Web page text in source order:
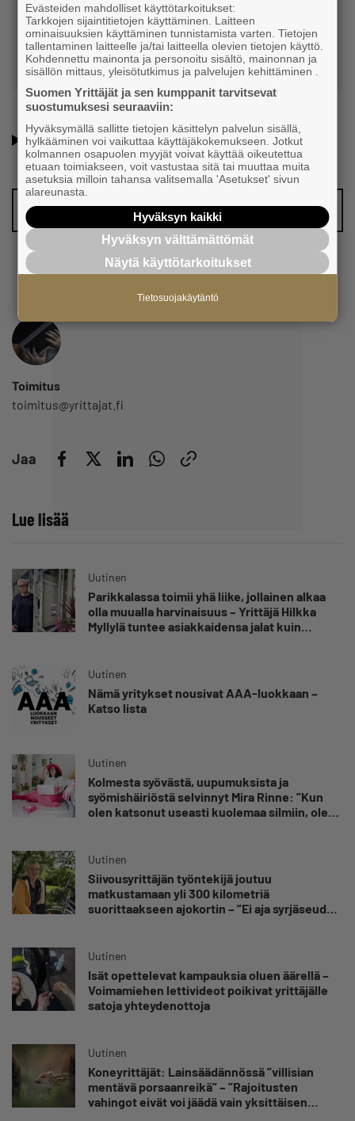
sekä työnantaja- että työntekijäjärjestöjen
jäsenmaksuihin.
Oletko jo Suomen Yrittäjien jäsen? Lue lisää jäsenyyden
eduista ja hyödyistä!
Vinkkaa meille juttuaihe!
Toimitus
toimitus@yrittajat.fi
Jaa
Lue lisää
Uutinen
Parikkalassa toimii yhä liike, jollainen alkaa
olla muualla harvinaisuus – Yrittäjä Hilkka
Myllylä tuntee asiakkaidensa jalat kuin
Uutinen
Nämä yritykset nousivat AAA-luokkaan –
Katso lista
Uutinen
Kolmesta syövästä, uupumuksista ja
syömishäiriöstä selvinnyt Mira Rinne: ”Kun
olen katsonut useasti kuolemaa silmiin, olen
Uutinen
Siivousyrittäjän työntekijä joutuu
matkustamaan yli 300 kilometriä
suorittaakseen ajokortin – ”Ei aja syrjäseudun
Uutinen
Isät opettelevat kampauksia oluen äärellä –
Voimamiehen lettivideot poikivat yrittäjälle
satoja yhteydenottoja
Uutinen
Koneyrittäjät: Lainsäädännössä ”villisian
mentävä porsaanreikä” – ”Rajoitusten
vahingot eivät voi jäädä vain yksittäisen
Evästeiden mahdolliset käyttötarkoitukset:
Tarkkojen sijaintitietojen käyttäminen. Laitteen
ominaisuuksien käyttäminen tunnistamista varten. Tietojen
tallentaminen laitteelle ja/tai laitteella olevien tietojen käyttö.
Kohdennettu mainonta ja personoitu sisältö, mainonnan ja
sisällön mittaus, yleisötutkimus ja palvelujen kehittäminen .
Suomen Yrittäjät ja sen kumppanit tarvitsevat
suostumuksesi seuraaviin:
Hyväksymällä sallitte tietojen käsittelyn palvelun sisällä,
hylkääminen voi vaikuttaa käyttäjäkokemukseen. Jotkut
kolmannen osapuolen myyjät voivat käyttää oikeutettua
etuaan toimiakseen, voit vastustaa sitä tai muuttaa muita
asetuksia milloin tahansa valitsemalla 'Asetukset' sivun
alareunasta.
Hyväksyn kaikki
Hyväksyn välttämättömät
Näytä käyttötarkoitukset
Tietosuojakäytäntö